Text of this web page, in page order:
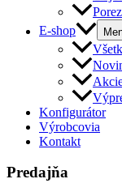
E-shop
Konfigurátor
Výrobcovia
Kontakt
Predajňa